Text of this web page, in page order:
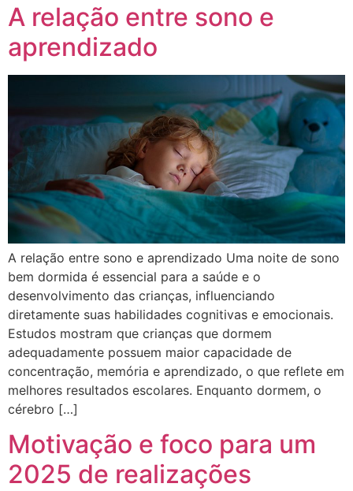
A relação entre sono e
aprendizado
A relação entre sono e aprendizado Uma noite de sono
bem dormida é essencial para a saúde e o
desenvolvimento das crianças, influenciando
diretamente suas habilidades cognitivas e emocionais.
Estudos mostram que crianças que dormem
adequadamente possuem maior capacidade de
concentração, memória e aprendizado, o que reflete em
melhores resultados escolares. Enquanto dormem, o
cérebro […]
Motivação e foco para um
2025 de realizações